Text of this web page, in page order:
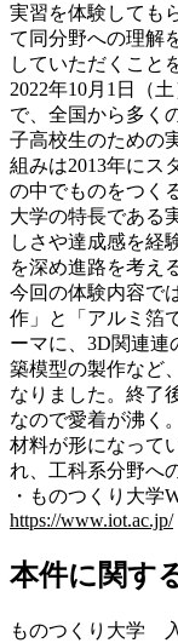
実習を体験しても
て同分野への理解
していただくこと
2022年10月1日（
で、全国から多く
子高校生のための
組みは2013年にス
の中でものをつく
大学の特長である
しさや達成感を経
を深め進路を考え
今回の体験内容で
作」と「アルミ箔
ーマに、3D関連連
築模型の製作など
なりました。終了
なので愛着が沸く
材料が形になって
れ、工科系分野へ
・ものつくり大学
https://www.iot.ac.jp/
本件に関す
ものつくり大学